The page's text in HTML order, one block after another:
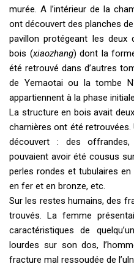
murée. A l’intérieur de la
ont découvert des planches
pavillon protégeant les deux
bois (xiaozhang) dont la
été retrouvé dans d’autres
de Yemaotai ou la tombe
appartiennent à la phase
La structure en bois avait
charnières ont été retrouvées.
découvert : des
pouvaient avoir été cousus
perles rondes et tubulaires
en fer et en bronze, etc.
Sur les restes humains, des
trouvés. La femme
caractéristiques de
lourdes sur son dos,
fracture mal ressoudée de